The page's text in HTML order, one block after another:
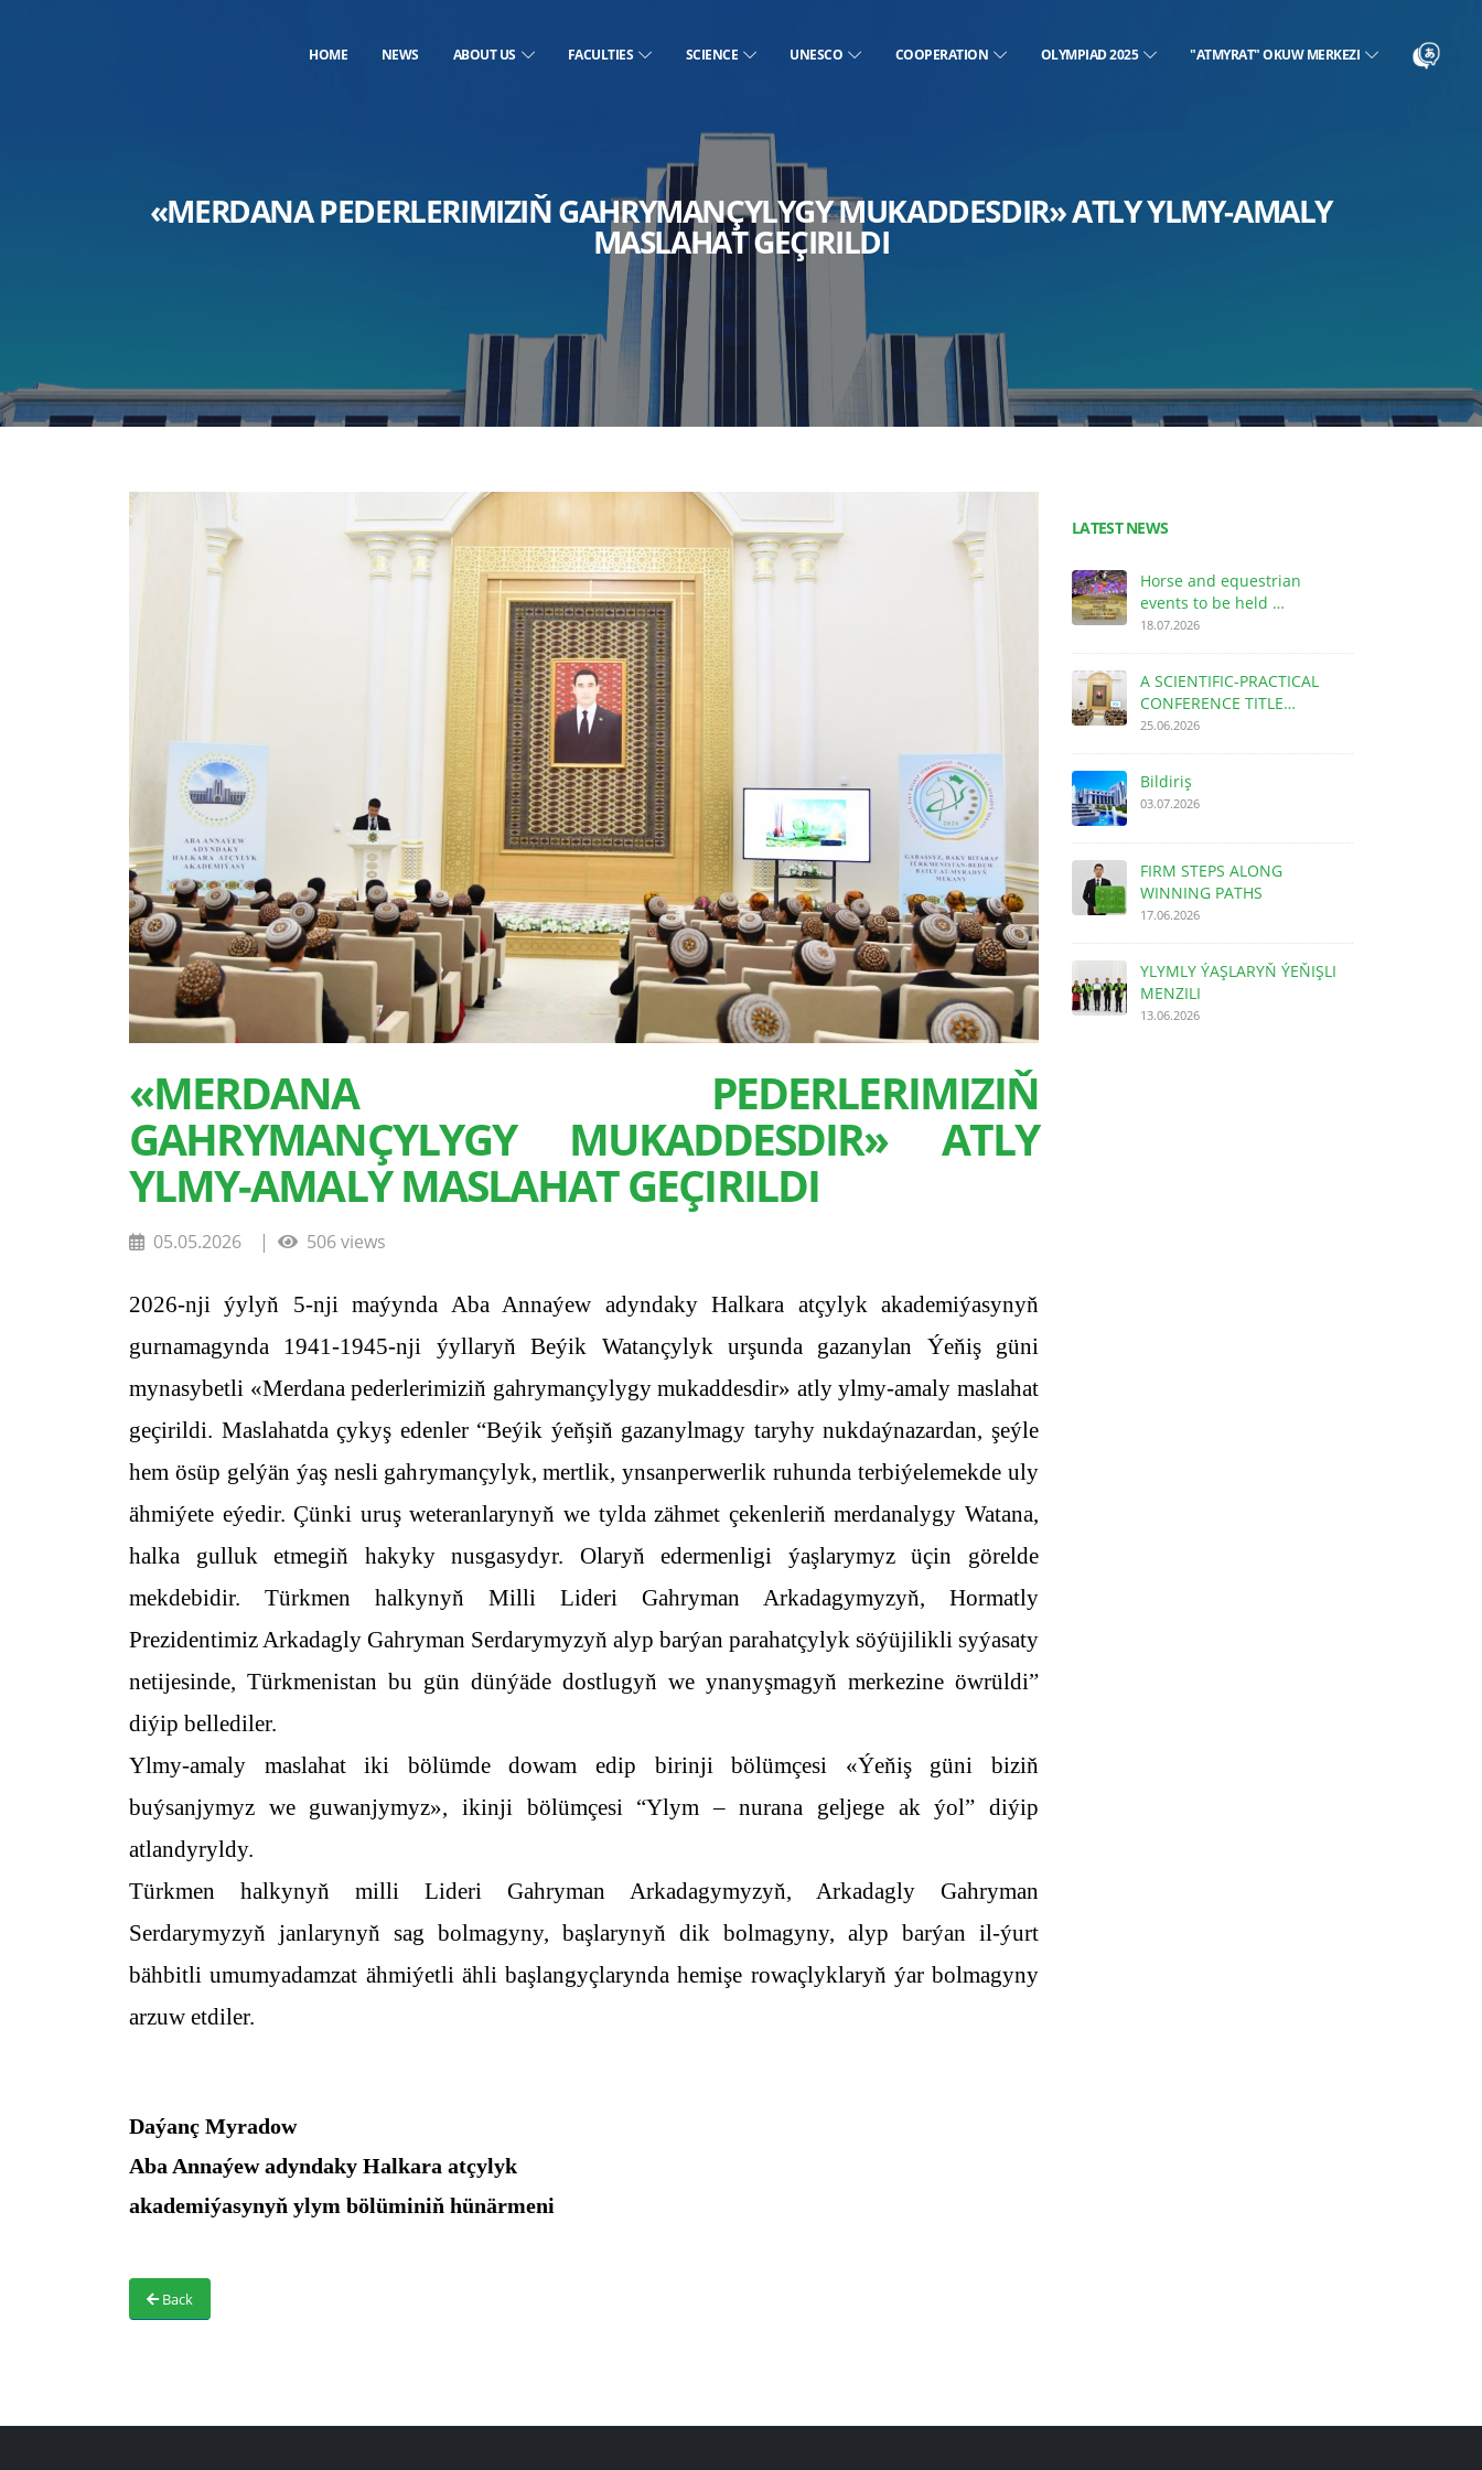
HOME NEWS ABOUT US FACULTIES SCIENCE UNESCO COOPERATION OLYMPIAD 2025 "ATMYRAT" OKUW MERKEZI
«MERDANA PEDERLERIMIZIŇ GAHRYMANÇYLYGY MUKADDESDIR» ATLY YLMY-AMALY
MASLAHAT GEÇIRILDI
«MERDANA PEDERLERIMIZIŇ
GAHRYMANÇYLYGY MUKADDESDIR» ATLY
YLMY-AMALY MASLAHAT GEÇIRILDI
05.05.2026 | 506 views
2026-nji ýylyň 5-nji maýynda Aba Annaýew adyndaky Halkara atçylyk akademiýasynyň
gurnamagynda 1941-1945-nji ýyllaryň Beýik Watançylyk urşunda gazanylan Ýeňiş güni
mynasybetli «Merdana pederlerimiziň gahrymançylygy mukaddesdir» atly ylmy-amaly maslahat
geçirildi. Maslahatda çykyş edenler “Beýik ýeňşiň gazanylmagy taryhy nukdaýnazardan, şeýle
hem ösüp gelýän ýaş nesli gahrymançylyk, mertlik, ynsanperwerlik ruhunda terbiýelemekde uly
ähmiýete eýedir. Çünki uruş weteranlarynyň we tylda zähmet çekenleriň merdanalygy Watana,
halka gulluk etmegiň hakyky nusgasydyr. Olaryň edermenligi ýaşlarymyz üçin görelde
mekdebidir. Türkmen halkynyň Milli Lideri Gahryman Arkadagymyzyň, Hormatly
Prezidentimiz Arkadagly Gahryman Serdarymyzyň alyp barýan parahatçylyk söýüjilikli syýasaty
netijesinde, Türkmenistan bu gün dünýäde dostlugyň we ynanyşmagyň merkezine öwrüldi”
diýip bellediler.
Ylmy-amaly maslahat iki bölümde dowam edip birinji bölümçesi «Ýeňiş güni biziň
buýsanjymyz we guwanjymyz», ikinji bölümçesi “Ylym – nurana geljege ak ýol” diýip
atlandyryldy.
Türkmen halkynyň milli Lideri Gahryman Arkadagymyzyň, Arkadagly Gahryman
Serdarymyzyň janlarynyň sag bolmagyny, başlarynyň dik bolmagyny, alyp barýan il-ýurt
bähbitli umumyadamzat ähmiýetli ähli başlangyçlarynda hemişe rowaçlyklaryň ýar bolmagyny
arzuw etdiler.
Daýanç Myradow
Aba Annaýew adyndaky Halkara atçylyk
akademiýasynyň ylym bölüminiň hünärmeni
Back
LATEST NEWS
Horse and equestrian
events to be held …
18.07.2026
A SCIENTIFIC-PRACTICAL
CONFERENCE TITLE…
25.06.2026
Bildiriş
03.07.2026
FIRM STEPS ALONG
WINNING PATHS
17.06.2026
YLYMLY ÝAŞLARYŇ ÝEŇIŞLI
MENZILI
13.06.2026